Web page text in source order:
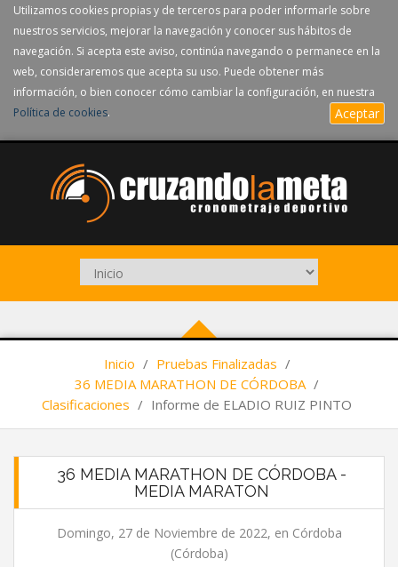
Utilizamos cookies propias y de terceros para poder informarle sobre
nuestros servicios, mejorar la navegación y conocer sus hábitos de
navegación. Si acepta este aviso, continúa navegando o permanece en la
web, consideraremos que acepta su uso. Puede obtener más
información, o bien conocer cómo cambiar la configuración, en nuestra
Política de cookies. Aceptar
Inicio / Pruebas Finalizadas /
36 MEDIA MARATHON DE CÓRDOBA /
Clasificaciones / Informe de ELADIO RUIZ PINTO
36 MEDIA MARATHON DE CÓRDOBA -
MEDIA MARATON
Domingo, 27 de Noviembre de 2022, en Córdoba
(Córdoba)